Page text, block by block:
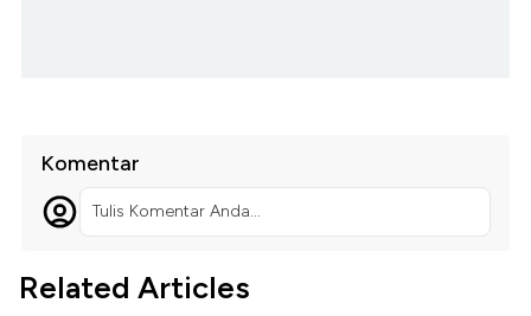
Komentar
Tulis Komentar Anda...
Related Articles